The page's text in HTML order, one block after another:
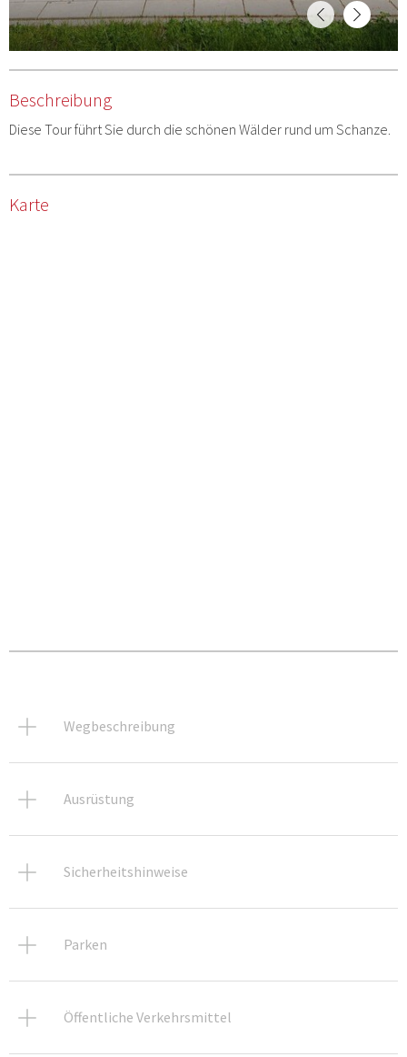
Beschreibung
Diese Tour führt Sie durch die schönen Wälder rund um Schanze.
Karte
Wegbeschreibung
Ausrüstung
Sicherheitshinweise
Parken
Öffentliche Verkehrsmittel